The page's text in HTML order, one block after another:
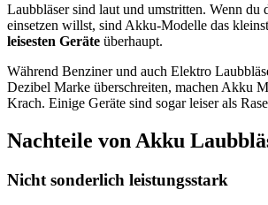
Laubbläser sind laut und umstritten. Wenn du
einsetzen willst, sind Akku-Modelle das
leisesten Geräte überhaupt.
Während Benziner und auch Elektro
Dezibel Marke überschreiten, machen Akku
Krach. Einige Geräte sind sogar leiser als
Nachteile von Akku
Nicht sonderlich leistungsstark